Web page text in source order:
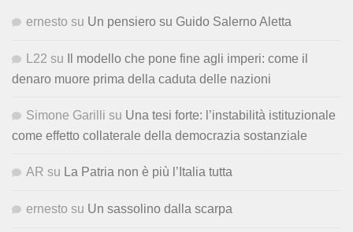
ernesto su Un pensiero su Guido Salerno Aletta
L22 su
Il modello che pone fine agli imperi: come il
denaro muore prima della caduta delle nazioni
Simone Garilli su Una tesi forte: l’instabilità istituzionale
come effetto collaterale della democrazia sostanziale
AR su La Patria non è più l’Italia tutta
ernesto su Un sassolino dalla scarpa